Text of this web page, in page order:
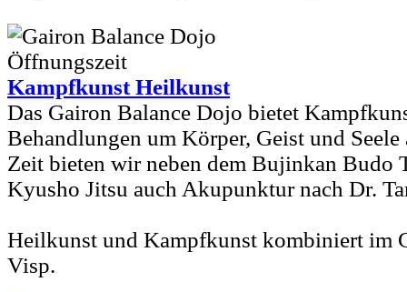
Kampfkunst Heilkunst
Das Gairon Balance Dojo bietet
Behandlungen um Körper, Geist und
Zeit bieten wir neben dem Bujinkan Budo
Kyusho Jitsu auch Akupunktur nach Dr.
Heilkunst und Kampfkunst kombiniert im
Visp.